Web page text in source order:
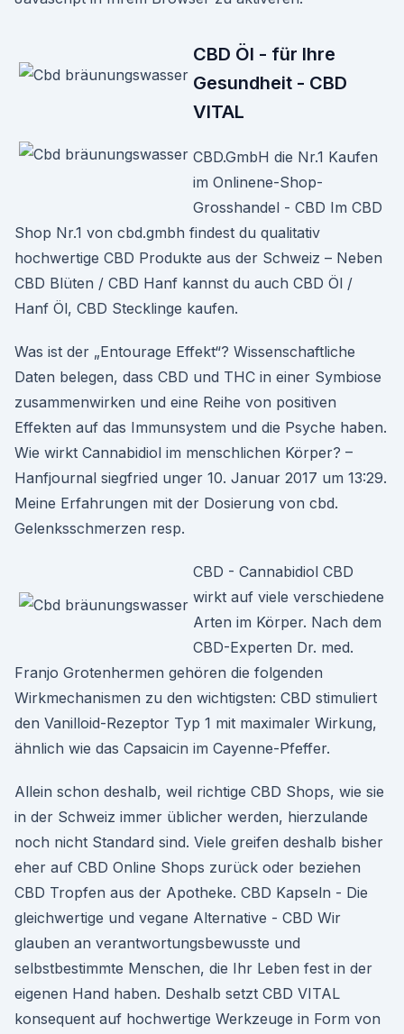
CBD Öl - für Ihre
Gesundheit - CBD
VITAL
CBD.GmbH die Nr.1 Kaufen
im Onlinene-Shop-
Grosshandel - CBD Im CBD
Shop Nr.1 von cbd.gmbh findest du qualitativ
hochwertige CBD Produkte aus der Schweiz – Neben
CBD Blüten / CBD Hanf kannst du auch CBD Öl /
Hanf Öl, CBD Stecklinge kaufen.
Was ist der „Entourage Effekt“? Wissenschaftliche
Daten belegen, dass CBD und THC in einer Symbiose
zusammenwirken und eine Reihe von positiven
Effekten auf das Immunsystem und die Psyche haben.
Wie wirkt Cannabidiol im menschlichen Körper? –
Hanfjournal siegfried unger 10. Januar 2017 um 13:29.
Meine Erfahrungen mit der Dosierung von cbd.
Gelenksschmerzen resp.
CBD - Cannabidiol CBD
wirkt auf viele verschiedene
Arten im Körper. Nach dem
CBD-Experten Dr. med.
Franjo Grotenhermen gehören die folgenden
Wirkmechanismen zu den wichtigsten: CBD stimuliert
den Vanilloid-Rezeptor Typ 1 mit maximaler Wirkung,
ähnlich wie das Capsaicin im Cayenne-Pfeffer.
Allein schon deshalb, weil richtige CBD Shops, wie sie
in der Schweiz immer üblicher werden, hierzulande
noch nicht Standard sind. Viele greifen deshalb bisher
eher auf CBD Online Shops zurück oder beziehen
CBD Tropfen aus der Apotheke. CBD Kapseln - Die
gleichwertige und vegane Alternative - CBD Wir
glauben an verantwortungsbewusste und
selbstbestimmte Menschen, die Ihr Leben fest in der
eigenen Hand haben. Deshalb setzt CBD VITAL
konsequent auf hochwertige Werkzeuge in Form von